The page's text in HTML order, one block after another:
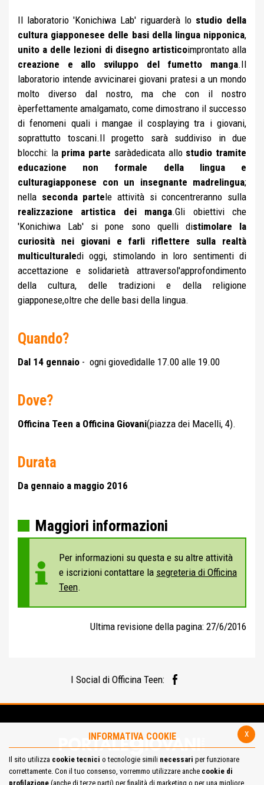
Il laboratorio 'Konichiwa Lab' riguarderà lo studio della
cultura giapponesee delle basi della lingua nipponica,
unito a delle lezioni di disegno artisticoimprontato alla
creazione e allo sviluppo del fumetto manga.Il
laboratorio intende avvicinarei giovani pratesi a un mondo
molto diverso dal nostro, ma che con il nostro
èperfettamente amalgamato, come dimostrano il successo
di fenomeni quali i mangae il cosplaying tra i giovani,
soprattutto toscani.Il progetto sarà suddiviso in due
blocchi: la prima parte saràdedicata allo studio tramite
educazione non formale della lingua e
culturagiapponese con un insegnante madrelingua;
nella seconda partele attività si concentreranno sulla
realizzazione artistica dei manga.Gli obiettivi che
'Konichiwa Lab' si pone sono quelli distimolare la
curiosità nei giovani e farli riflettere sulla realtà
multiculturaledi oggi, stimolando in loro sentimenti di
accettazione e solidarietà attraversol'approfondimento
della cultura, delle tradizioni e della religione
giapponese,oltre che delle basi della lingua.
Quando?
Dal 14 gennaio - ogni giovedìdalle 17.00 alle 19.00
Dove?
Officina Teen a Officina Giovani(piazza dei Macelli, 4).
Durata
Da gennaio a maggio 2016
Maggiori informazioni
Per informazioni su questa e su altre attività
e iscrizioni contattare la segreteria di Officina
Teen.
Ultima revisione della pagina: 27/6/2016
I Social di Officina Teen:
x
INFORMATIVA COOKIE
Il sito utilizza cookie tecnici o tecnologie simili necessari per funzionare
correttamente. Con il tuo consenso, vorremmo utilizzare anche cookie di
profilazione (anche di terze parti) per finalità di marketing o per una migliore